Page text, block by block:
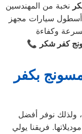
نخبة من المهندسين
أسطول سيارات مجهز
📞
بكفر
ولذلك نوفر أفضل
فريقنا يولي